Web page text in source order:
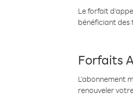
Le forfait
bénéficiant des
Forfaits
L'abonnement
renouveler